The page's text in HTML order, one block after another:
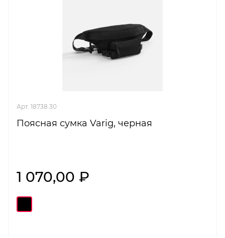
Арт. 18738.30
Поясная сумка Varig, черная
1 070,00 ₽